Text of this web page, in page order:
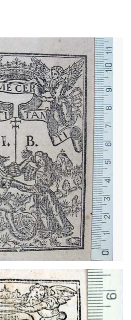
Alcalá de Henares (Madrid)
Alcalá de Henares (Madrid)